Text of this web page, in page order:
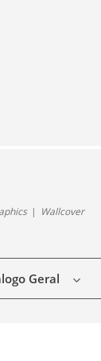
Wallcover
Geral